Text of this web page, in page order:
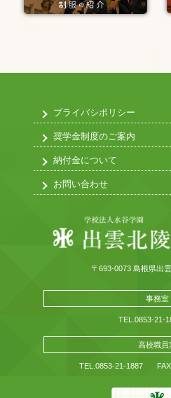
プライバシポリシー
奨学金制度のご案内
納付金について
お問い合わせ
〒693-0073 島根県出
事務室
TEL.0853-21-
高校職員
TEL.0853-21-1887